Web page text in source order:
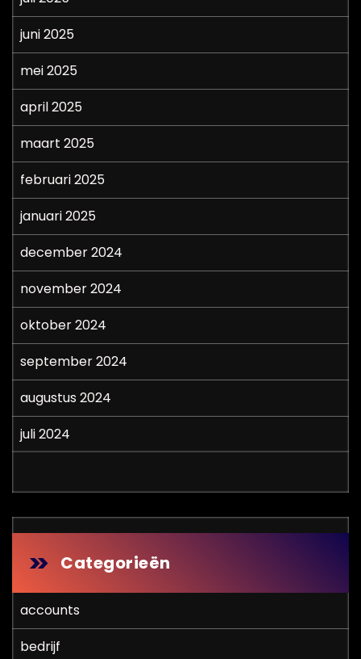
juni 2025
mei 2025
april 2025
maart 2025
februari 2025
januari 2025
december 2024
november 2024
oktober 2024
september 2024
augustus 2024
juli 2024
Categorieën
accounts
bedrijf